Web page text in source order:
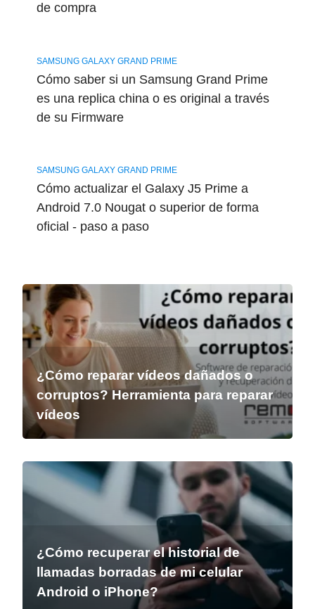
de compra
SAMSUNG GALAXY GRAND PRIME
Cómo saber si un Samsung Grand Prime
es una replica china o es original a través
de su Firmware
SAMSUNG GALAXY GRAND PRIME
Cómo actualizar el Galaxy J5 Prime a
Android 7.0 Nougat o superior de forma
oficial - paso a paso
¿Cómo reparar vídeos dañados o
corruptos? Herramienta para reparar
vídeos
¿Cómo recuperar el historial de
llamadas borradas de mi celular
Android o iPhone?